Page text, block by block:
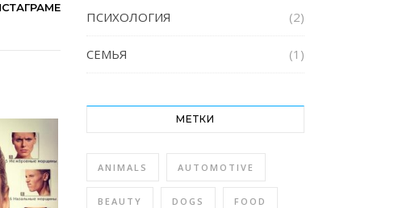
ПСИХОЛОГИЯ (2)
СЕМЬЯ (1)
МЕТКИ
ANIMALS AUTOMOTIVE
BEAUTY DOGS FOOD